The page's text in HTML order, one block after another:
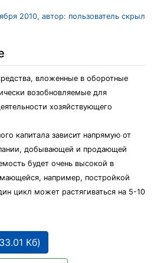
2010, автор: пользователь скрыл
вложенные в оборотные
возобновляемые для
хозяйствующего
капитала зависит напрямую от
добывающей и продающей
будет очень высокой в
например, постройкой
цикл может растягиваться на 5-10
Кб)